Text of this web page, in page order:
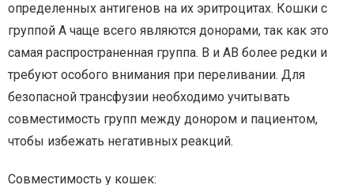
определенных антигенов на их эритроцитах. Кошки с
группой А чаще всего являются донорами, так как это
самая распространенная группа. В и AB более редки и
требуют особого внимания при переливании. Для
безопасной трансфузии необходимо учитывать
совместимость групп между донором и пациентом,
чтобы избежать негативных реакций.
Совместимость у кошек: